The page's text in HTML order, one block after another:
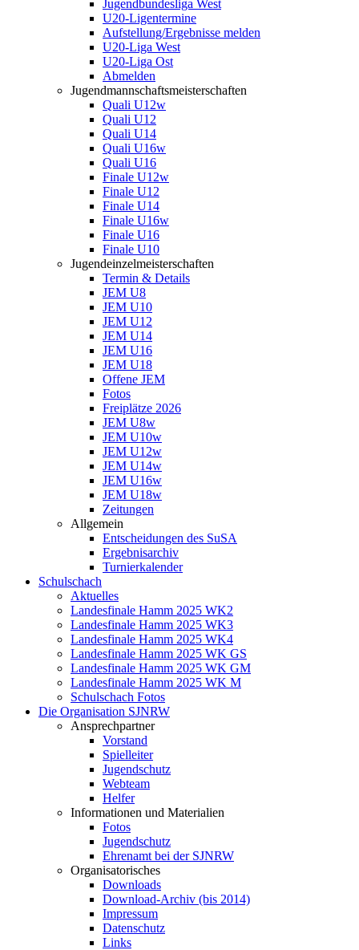
Jugendbundesliga West
U20-Ligentermine
Aufstellung/Ergebnisse melden
U20-Liga West
U20-Liga Ost
Abmelden
Jugendmannschaftsmeisterschaften
Quali U12w
Quali U12
Quali U14
Quali U16w
Quali U16
Finale U12w
Finale U12
Finale U14
Finale U16w
Finale U16
Finale U10
Jugendeinzelmeisterschaften
Termin & Details
JEM U8
JEM U10
JEM U12
JEM U14
JEM U16
JEM U18
Offene JEM
Fotos
Freiplätze 2026
JEM U8w
JEM U10w
JEM U12w
JEM U14w
JEM U16w
JEM U18w
Zeitungen
Allgemein
Entscheidungen des SuSA
Ergebnisarchiv
Turnierkalender
Schulschach
Aktuelles
Landesfinale Hamm 2025 WK2
Landesfinale Hamm 2025 WK3
Landesfinale Hamm 2025 WK4
Landesfinale Hamm 2025 WK GS
Landesfinale Hamm 2025 WK GM
Landesfinale Hamm 2025 WK M
Schulschach Fotos
Die Organisation SJNRW
Ansprechpartner
Vorstand
Spielleiter
Jugendschutz
Webteam
Helfer
Informationen und Materialien
Fotos
Jugendschutz
Ehrenamt bei der SJNRW
Organisatorisches
Downloads
Download-Archiv (bis 2014)
Impressum
Datenschutz
Links